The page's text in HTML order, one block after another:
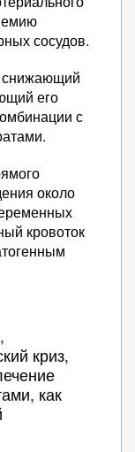
сосудов.
снижающий
его
с
около
кровоток
криз,
как